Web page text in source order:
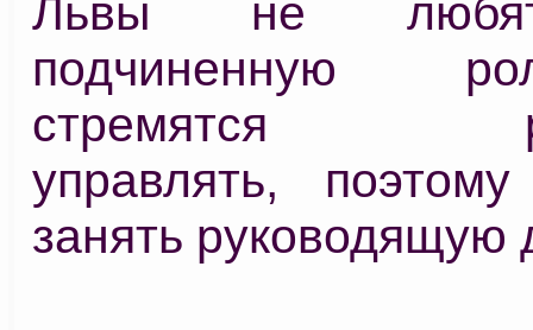
Львы не
подчиненную
стремятся
управлять,
занять руководящую